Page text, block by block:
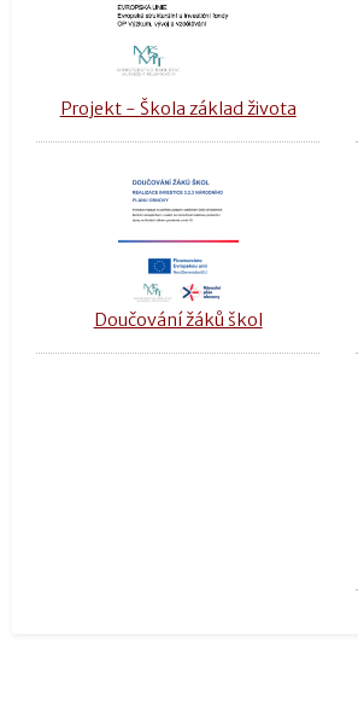
Projekt - Škola základ života
Doučování žáků škol